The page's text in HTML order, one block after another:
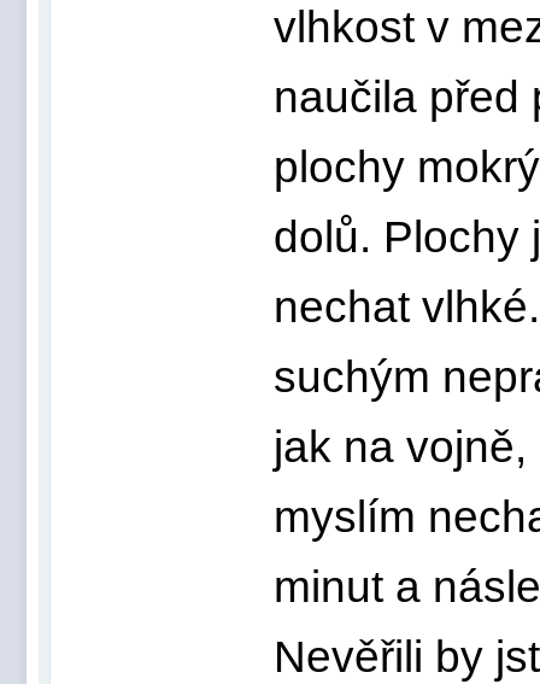
vlhkost v
naučila před
plochy
dolů. Plochy
nechat
suchým
jak na
myslím
minut a
Nevěřili by